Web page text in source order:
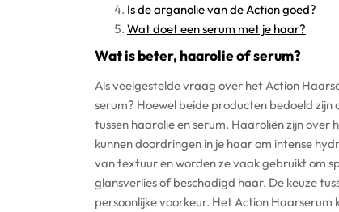
Is de arganolie van de Action goed?
Wat doet een serum met je haar?
Wat is beter, haarolie of serum?
Als veelgestelde vraag over het Action
serum? Hoewel beide producten bedoeld zijn
tussen haarolie en serum. Haaroliën zijn
kunnen doordringen in je haar om intense
van textuur en worden ze vaak gebruikt om
glansverlies of beschadigd haar. De keuze
persoonlijke voorkeur. Het Action Haarserum